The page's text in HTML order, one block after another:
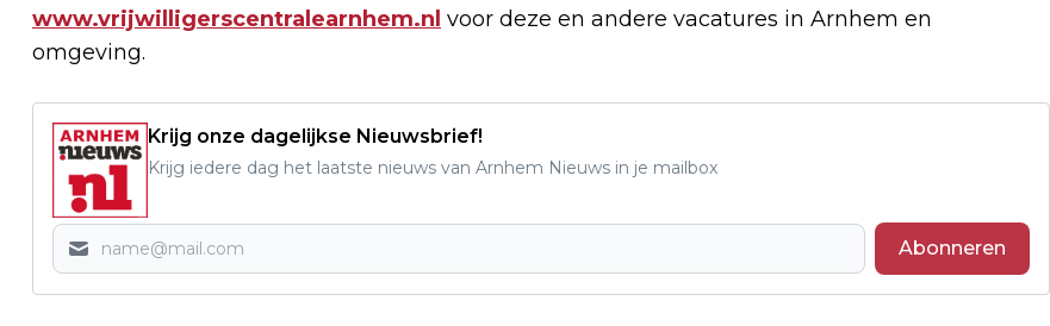
www.vrijwilligerscentralearnhem.nl voor deze en andere vacatures in Arnhem en
omgeving.
Krijg onze dagelijkse Nieuwsbrief!
Krijg iedere dag het laatste nieuws van Arnhem Nieuws in je mailbox
Abonneren